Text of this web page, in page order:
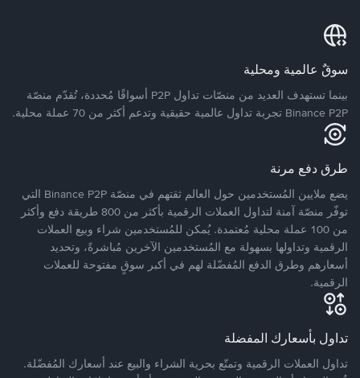
سوقٌ عالمية ومحلية
بينما تستهدف العديد من منصّات تداول P2P أسواقًا مُحددة، تُقدّم منصّة
Binance P2P تجربة تداول عالمية حقيقية وتدعم أكثر من 70 عملة محلية.
طرق دفع مرنة
يضع ملايين المُستخدمين حول العالم ثقتهم في منصّة Binance P2P التي
توفّر منصّة آمنة لتداول العملات الرقمية بأكثر من 800 طريقة دفع وأكثر
من 100 عملة محلية مُعتمدة. يُمكن للمُستخدمين شراء وبيع العملات
الرقمية وتداولها بسهولة مع المُستخدمين الآخرين مُباشرةً، وتحديد
أسعارهم وطرق الدفع المُفضّلة لهم في أكبر سوقٍ مفتوحة للعملات
الرقمية.
تداول بأسعارك المفضلة
تداول العملات الرقمية وتمتّع بحرية الشراء والبيع عند أسعارك المُفضّلة.